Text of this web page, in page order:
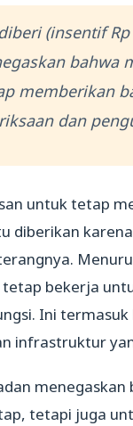
(insentif
bahwa
memberikan
dan
untuk tetap
diberikan
bekerja
Ini
infrastruktur
tetapi juga